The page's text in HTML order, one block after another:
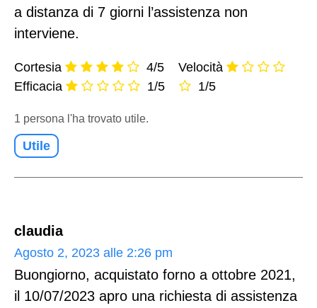
a distanza di 7 giorni l’assistenza non
interviene.
Cortesia
4/5
Efficacia
1/5
Velocità
1/5
1 persona l'ha trovato utile.
Utile
claudia
Agosto 2, 2023 alle 2:26 pm
Buongiorno, acquistato forno a ottobre 2021,
il 10/07/2023 apro una richiesta di assistenza